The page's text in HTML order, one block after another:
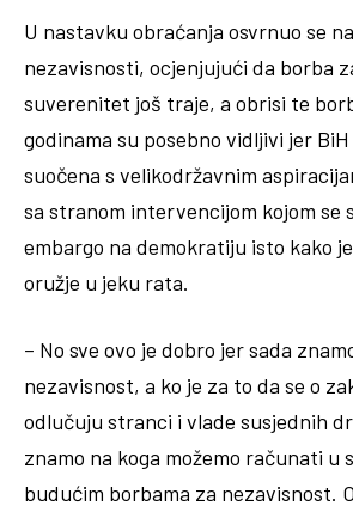
U nastavku obraćanja osvrnuo se
nezavisnosti, ocjenjujući da borba
suverenitet još traje, a obrisi te
godinama su posebno vidljivi jer
suočena s velikodržavnim
sa stranom intervencijom kojom se
embargo na demokratiju isto kako
oružje u jeku rata.
– No sve ovo je dobro jer sada
nezavisnost, a ko je za to da se o
odlučuju stranci i vlade susjednih
znamo na koga možemo računati u
budućim borbama za nezavisnost.